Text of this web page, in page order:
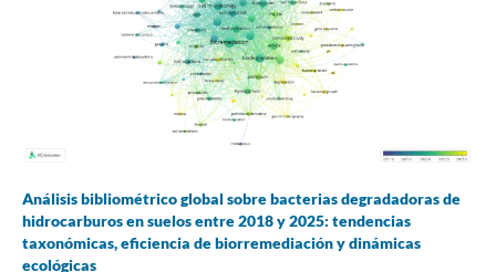
Análisis bibliométrico global sobre bacterias degradadoras de
hidrocarburos en suelos entre 2018 y 2025: tendencias
taxonómicas, eficiencia de biorremediación y dinámicas
ecológicas